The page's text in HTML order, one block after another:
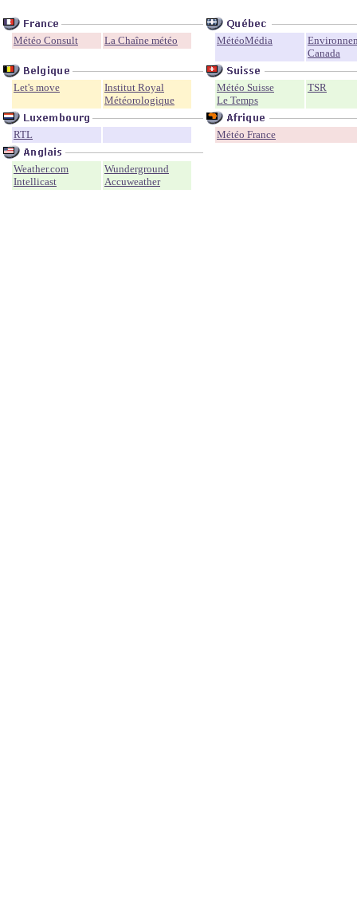
Météo Consult La Chaîne météo MétéoMédia
Canada
Let's move
Institut Royal
Météorologique
Météo Suisse
Le Temps
TSR
RTL Météo France
Weather.com
Intellicast
Wunderground
Accuweather